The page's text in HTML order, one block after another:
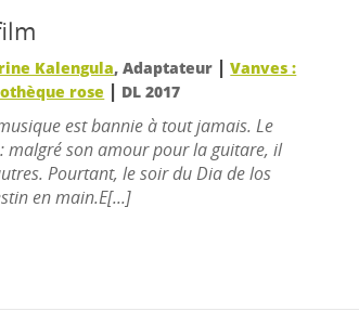
Kalengula, Adaptateur |Vanves :
rose | DL 2017
est bannie à tout jamais. Le
malgré son amour pour la guitare, il
Pourtant, le soir du Dia de los
en main.E[...]